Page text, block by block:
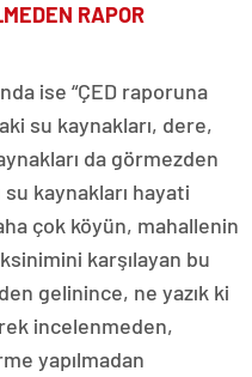
RAPOR
ise “ÇED raporuna
su kaynakları, dere,
da görmezden
kaynakları hayati
çok köyün, mahallenin
karşılayan bu
gelinince, ne yazık ki
incelenmeden,
yapılmadan